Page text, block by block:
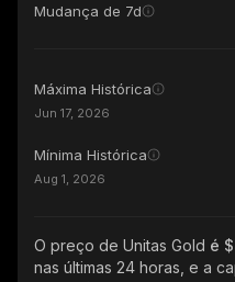
Mudança de 7d
Máxima Histórica
Jun 17, 2026
Mínima Histórica
Aug 1, 2026
O preço de Unitas Gold é
nas últimas 24 horas, e a